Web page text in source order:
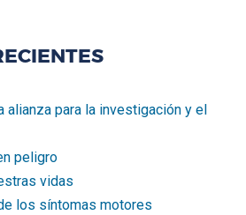
alianza para la investigación y el
peligro
vidas
los síntomas motores